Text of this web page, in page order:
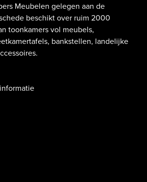
Meubelen gelegen aan de
beschikt over ruim 2000
toonkamers vol meubels,
bankstellen, landelijke